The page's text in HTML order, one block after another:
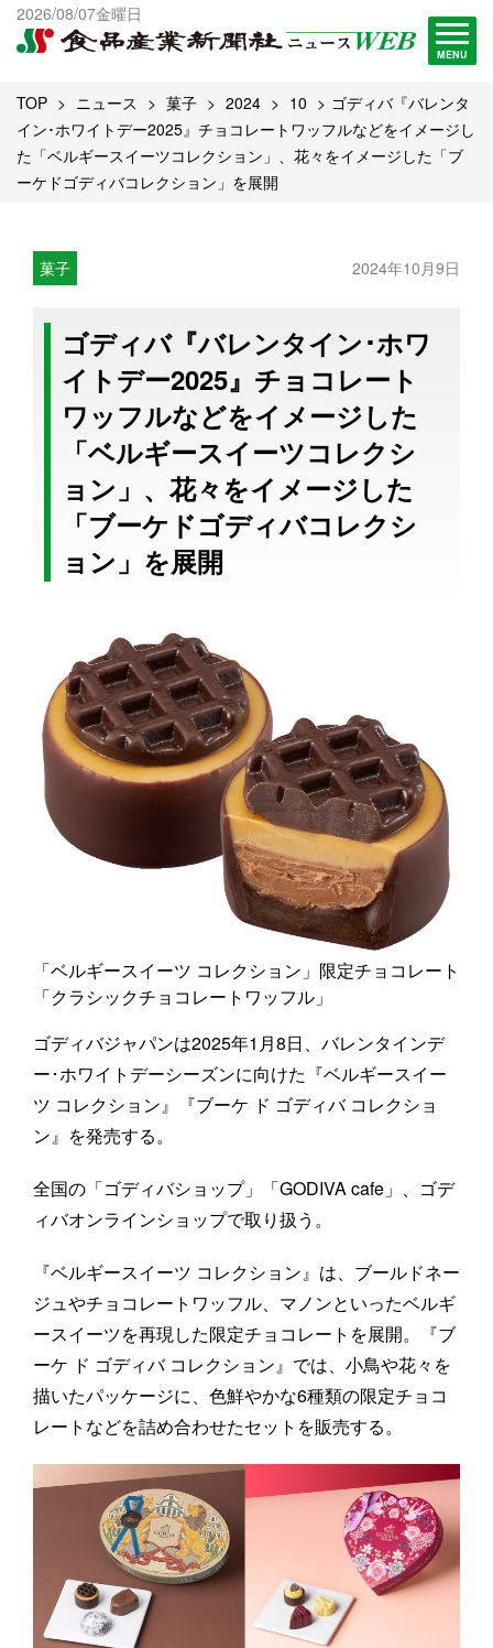
2026/08/07金曜日
MENU
出版物一覧へ
試読・購読申し込み
TOP ニュース 菓子 2024 10
ゴディバ『バレンタ
イン･ホワイトデー2025』チョコレートワッフルなどをイメージし
た「ベルギースイーツコレクション」、花々をイメージした「ブ
ーケドゴディバコレクション」を展開
菓子 2024年10月9日
ゴディバ『バレンタイン･ホワ
イトデー2025』チョコレート
ワッフルなどをイメージした
「ベルギースイーツコレクシ
ョン」、花々をイメージした
「ブーケドゴディバコレクシ
ョン」を展開
「ベルギースイーツ コレクション」限定チョコレート
「クラシックチョコレートワッフル」
ゴディバジャパンは2025年1月8日、バレンタインデ
ー･ホワイトデーシーズンに向けた『ベルギースイー
ツ コレクション』『ブーケ ド ゴディバ コレクショ
ン』を発売する。
全国の「ゴディバショップ」「GODIVA cafe」、ゴデ
ィバオンラインショップで取り扱う。
『ベルギースイーツ コレクション』は、ブールドネー
ジュやチョコレートワッフル、マノンといったベルギ
ースイーツを再現した限定チョコレートを展開。『ブ
ーケ ド ゴディバ コレクション』では、小鳥や花々を
描いたパッケージに、色鮮やかな6種類の限定チョコ
レートなどを詰め合わせたセットを販売する。